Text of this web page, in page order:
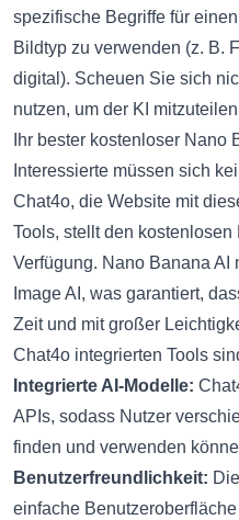
spezifische Begriffe für
Bildtyp zu verwenden (z. B.
digital). Scheuen Sie sich
nutzen, um der KI
Ihr bester kostenloser Nano
Interessierte müssen sich
Chat4o, die Website mit
Tools, stellt den kostenlosen
Verfügung. Nano Banana AI
Image AI, was garantiert,
Zeit und mit großer
Chat4o integrierten Tools
Integrierte AI-Modelle:
APIs, sodass Nutzer
finden und verwenden
Benutzerfreundlichkeit:
einfache